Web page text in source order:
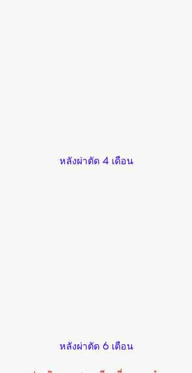
หลังผ่าตัด 4 เดือน
หลังผ่าตัด 6 เดือน